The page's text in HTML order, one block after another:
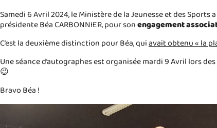
Samedi 6 Avril 2024, le Ministère de la Jeunesse et des
présidente Béa CARBONNIER, pour sonengagement
C’est la deuxième distinction pour Béa, quiavait obtenu « la
Une séance d’autographes est organisée mardi 9 Avril lors des
😉
Bravo Béa !